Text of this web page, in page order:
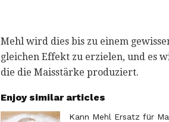
Mehl wird dies bis zu einem
gleichen Effekt zu erzielen, und es
die die Maisstärke produziert.
Enjoy similar articles
Kann Mehl Ersatz für